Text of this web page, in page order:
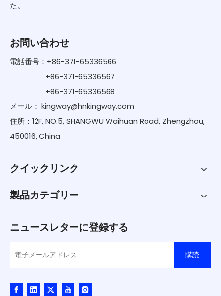
た。
お問い合わせ
電話番号：+86-371-65336566
+86-371-65336567
+86-371-65336568
メール： kingway@hnkingway.com
住所：12F, NO.5, SHANGWU Waihuan Road, Zhengzhou,
450016, China
クイックリンク
製品カテゴリー
ニュースレターに登録する
購読